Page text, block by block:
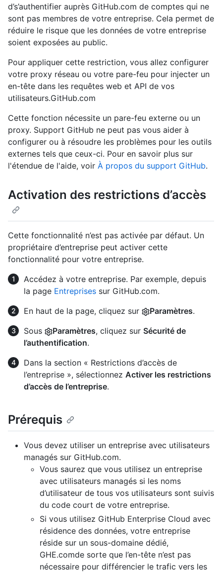
d’s’authentifier auprès GitHub.com de comptes qui ne
sont pas membres de votre entreprise. Cela permet de
réduire le risque que les données de votre entreprise
soient exposées au public.
Pour appliquer cette restriction, vous allez configurer
votre proxy réseau ou votre pare-feu pour injecter un
en-tête dans les requêtes web et API de vos
utilisateurs.GitHub.com
Cette fonction nécessite un pare-feu externe ou un
proxy. Support GitHub ne peut pas vous aider à
configurer ou à résoudre les problèmes pour les outils
externes tels que ceux-ci. Pour en savoir plus sur
l'étendue de l'aide, voir À propos du support GitHub.
Activation des restrictions d’accès
Cette fonctionnalité n’est pas activée par défaut. Un
propriétaire d’entreprise peut activer cette
fonctionnalité pour votre entreprise.
Accédez à votre entreprise. Par exemple, depuis
la page Entreprises sur GitHub.com.
En haut de la page, cliquez sur
Paramètres.
Sous
Paramètres, cliquez sur Sécurité de
l’authentification.
Dans la section « Restrictions d’accès de
l’entreprise », sélectionnez Activer les restrictions
d’accès de l’entreprise.
Prérequis
Vous devez utiliser un entreprise avec utilisateurs
managés sur GitHub.com.
Vous saurez que vous utilisez un entreprise
avec utilisateurs managés si les noms
d’utilisateur de tous vos utilisateurs sont suivis
du code court de votre entreprise.
Si vous utilisez GitHub Enterprise Cloud avec
résidence des données, votre entreprise
réside sur un sous-domaine dédié,
GHE.comde sorte que l’en-tête n’est pas
nécessaire pour différencier le trafic vers les